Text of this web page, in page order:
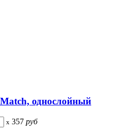
однослойный
x 357 руб